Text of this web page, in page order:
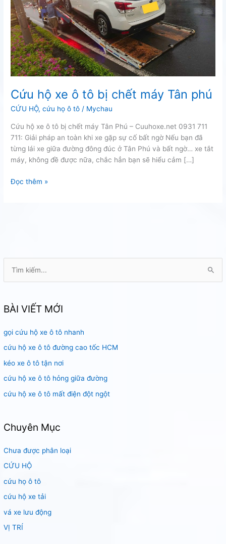
k
ế
m
:
BÀI VIẾT MỚI
gọi cứu hộ xe ô tô nhanh
cứu hộ xe ô tô đường cao tốc HCM
kéo xe ô tô tận nơi
cứu hộ xe ô tô hỏng giữa đường
cứu hộ xe ô tô mất điện đột ngột
Chuyên Mục
Chưa được phân loại
CỨU HỘ
cứu họ ô tô
cứu hộ xe tải
vá xe lưu động
VỊ TRÍ
Cứu hộ xe ô tô bị chết máy Tân phú
CỨU HỘ,cứu họ ô tô / Mychau
Cứu hộ xe ô tô bị chết máy Tân Phú – Cuuhoxe.net 0931 711
711: Giải pháp an toàn khi xe gặp sự cố bất ngờ Nếu bạn đã
từng lái xe giữa đường đông đúc ở Tân Phú và bất ngờ… xe tắt
máy, không đề được nữa, chắc hẳn bạn sẽ hiểu cảm […]
Cứu
máy
Tân
phú
Đọc thêm »